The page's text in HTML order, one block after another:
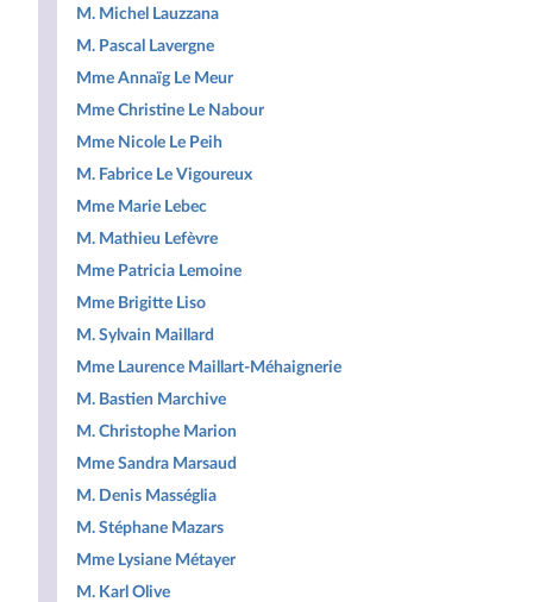
M. Michel Lauzzana
M. Pascal Lavergne
Mme Annaïg Le Meur
Mme Christine Le Nabour
Mme Nicole Le Peih
M. Fabrice Le Vigoureux
Mme Marie Lebec
M. Mathieu Lefèvre
Mme Patricia Lemoine
Mme Brigitte Liso
M. Sylvain Maillard
Mme Laurence Maillart-Méhaignerie
M. Bastien Marchive
M. Christophe Marion
Mme Sandra Marsaud
M. Denis Masséglia
M. Stéphane Mazars
Mme Lysiane Métayer
M. Karl Olive